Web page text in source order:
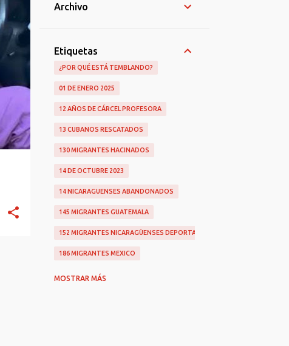
Archivo
Etiquetas
¿POR QUÉ ESTÁ TEMBLANDO?
01 DE ENERO 2025
12 AÑOS DE CÁRCEL PROFESORA
13 CUBANOS RESCATADOS
130 MIGRANTES HACINADOS
14 DE OCTUBRE 2023
14 NICARAGUENSES ABANDONADOS
145 MIGRANTES GUATEMALA
152 MIGRANTES NICARAGÜENSES DEPORTADOS
186 MIGRANTES MEXICO
2 NICAS AHOGADAS
MOSTRAR MÁS